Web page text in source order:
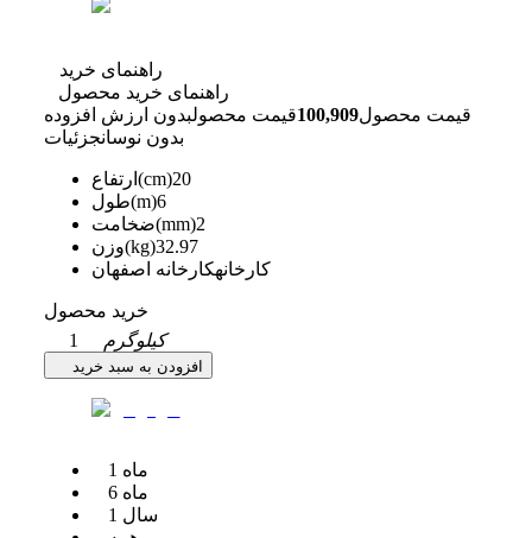
راهنمای خرید
راهنمای خرید محصول
قیمت محصول100,909قیمت محصولبدون ارزش افزوده
بدون نوسانجزئیات
ارتفاع(cm)20
طول(m)6
ضخامت(mm)2
وزن(kg)32.97
کارخانهکارخانه اصفهان
خرید محصول
1
کیلوگرم
افزودن به سبد خرید
1 ماه
6 ماه
1 سال